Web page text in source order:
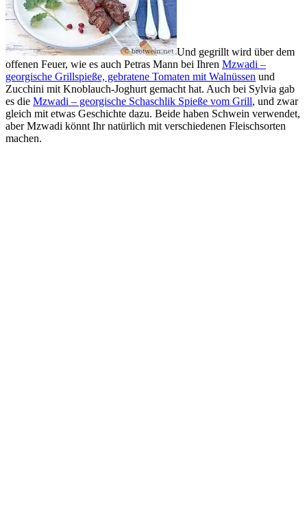
Und gegrillt wird über dem
offenen Feuer, wie es auch Petras Mann bei Ihren Mzwadi –
georgische Grillspieße, gebratene Tomaten mit Walnüssen und
Zucchini mit Knoblauch-Joghurt gemacht hat. Auch bei Sylvia gab
es die Mzwadi – georgische Schaschlik Spieße vom Grill, und zwar
gleich mit etwas Geschichte dazu. Beide haben Schwein verwendet,
aber Mzwadi könnt Ihr natürlich mit verschiedenen Fleischsorten
machen.